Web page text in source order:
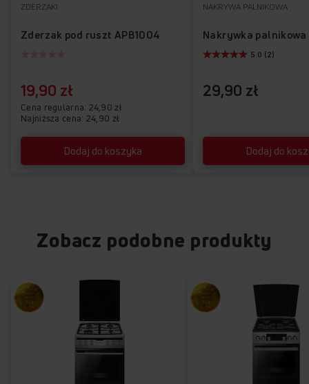
19,90 zł
Cena regularna 24,90 zł
Najniższa cena: 24,90 zł
ZDERZAKI
Zderzak pod ruszt APB1004
Dodaj do koszyka
29,90 zł
NAKRYWA PALNIKOWA
Nakrywka palnikowa
Dodaj do
5.0 (2)
Zobacz podobne produkty